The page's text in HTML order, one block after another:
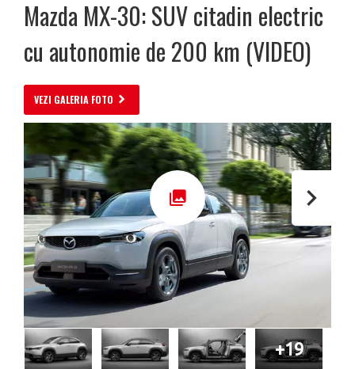
Mazda MX-30: SUV citadin electric
cu autonomie de 200 km (VIDEO)
VEZI GALERIA FOTO
+19